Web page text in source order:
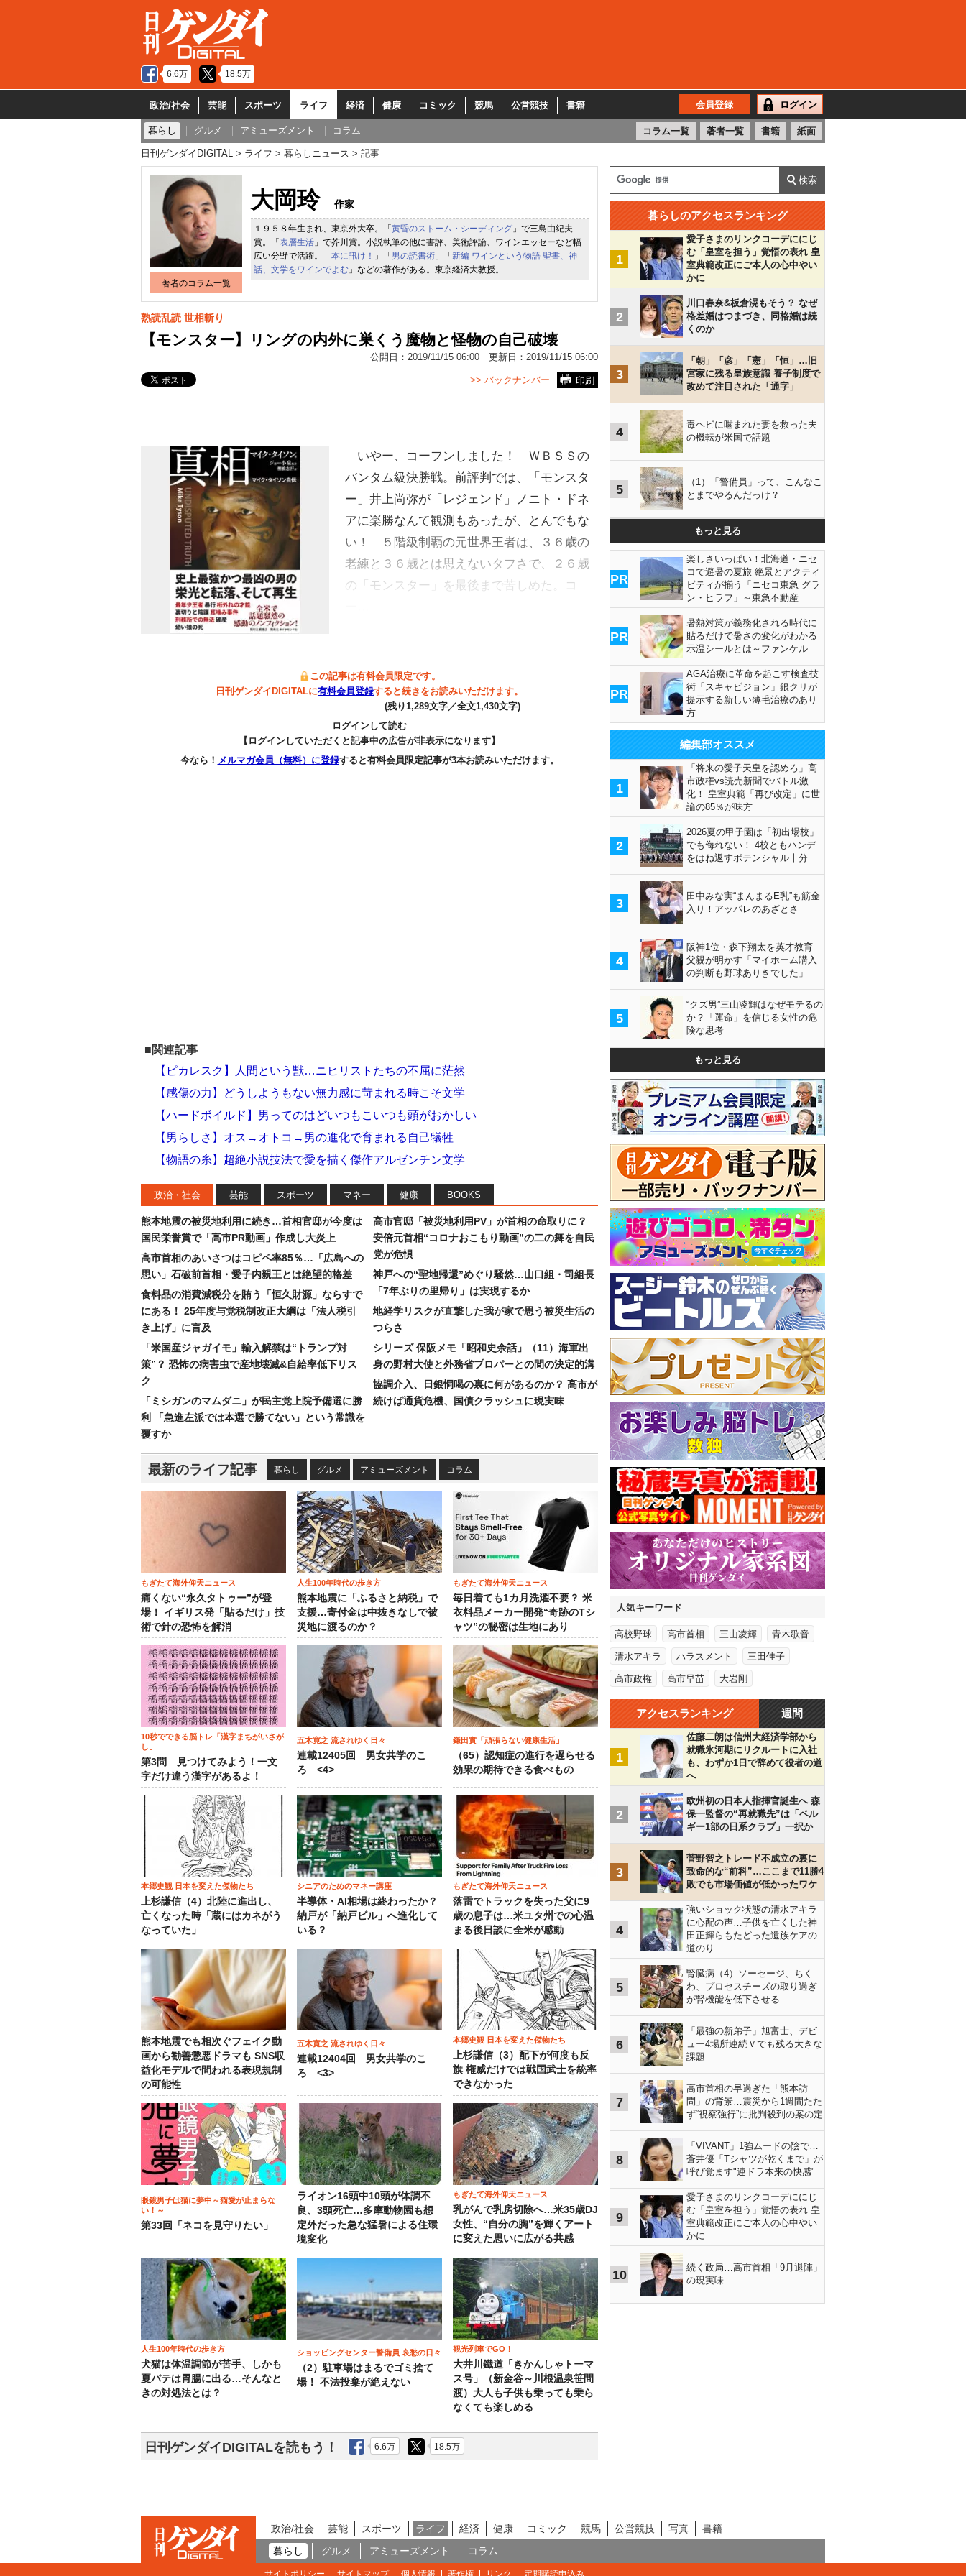
6.6万 18.5万
政治/社会 芸能 スポーツ ライフ 経済 健康 コミック 競馬 公営競技 書籍 会員登録 ログイン
暮らし グルメ アミューズメント コラム コラム一覧 著者一覧 書籍 紙面
日刊ゲンダイDIGITAL ライフ 暮らしニュース 記事
著者のコラム一覧
大岡玲 作家
１９５８年生まれ、東京外大卒。「 黄昏のストーム・シーディング 」で三島由紀夫
賞。「 表層生活 」で芥川賞。小説執筆の他に書評、美術評論、ワインエッセーなど幅
広い分野で活躍。「 本に訊け！ 」「 男の読書術 」「 新編 ワインという物語 聖書、神
話、文学をワインでよむ 」などの著作がある。東京経済大教授。
熟読乱読 世相斬り
【モンスター】リングの内外に巣くう魔物と怪物の自己破壊
公開日： 2019/11/15 06:00 更新日： 2019/11/15 06:00
印刷
>> バックナンバー
いやー、コーフンしました！ ＷＢＳＳの
バンタム級決勝戦。前評判では、「モンスタ
ー」井上尚弥が「レジェンド」ノニト・ドネ
アに楽勝なんて観測もあったが、とんでもな
い！ ５階級制覇の元世界王者は、３６歳の
老練と３６歳とは思えないタフさで、２６歳
の「モンスター」を最後まで苦しめた。コ
この記事は有料会員限定です。
日刊ゲンダイDIGITALに有料会員登録すると続きをお読みいただけます。
(残り1,289文字／全文1,430文字)
ログインして読む
【ログインしていただくと記事中の広告が非表示になります】
今なら！ メルマガ会員（無料）に登録すると有料会員限定記事が3本お読みいただけます。
■関連記事
【ピカレスク】人間という獣…ニヒリストたちの不屈に茫然
【感傷の力】どうしようもない無力感に苛まれる時こそ文学
【ハードボイルド】男ってのはどいつもこいつも頭がおかしい
【男らしさ】オス→オトコ→男の進化で育まれる自己犠牲
【物語の糸】超絶小説技法で愛を描く傑作アルゼンチン文学
政治・社会 芸能 スポーツ マネー 健康 BOOKS
熊本地震の被災地利用に続き…首相官邸が今度は
国民栄誉賞で「高市PR動画」作成し大炎上
高市首相のあいさつはコピペ率85％…「広島への
思い」石破前首相・愛子内親王とは絶望的格差
食料品の消費減税分を賄う「恒久財源」ならすで
にある！ 25年度与党税制改正大綱は「法人税引
き上げ」に言及
「米国産ジャガイモ」輸入解禁は“トランプ対
策”？ 恐怖の病害虫で産地壊滅&自給率低下リス
ク
「ミシガンのマムダニ」が民主党上院予備選に勝
利 「急進左派では本選で勝てない」という常識を
覆すか
高市官邸「被災地利用PV」が首相の命取りに？
安倍元首相“コロナおこもり動画”の二の舞を自民
党が危惧
神戸への“聖地帰還”めぐり騒然…山口組・司組長
「7年ぶりの里帰り」は実現するか
地経学リスクが直撃した我が家で思う被災生活の
つらさ
シリーズ 保阪メモ「昭和史余話」（11）海軍出
身の野村大使と外務省プロパーとの間の決定的溝
協調介入、日銀恫喝の裏に何があるのか？ 高市が
続けば通貨危機、国債クラッシュに現実味
最新のライフ記事 暮らし グルメ アミューズメント コラム
もぎたて海外仰天ニュース
痛くない“永久タトゥー”が登
場！ イギリス発「貼るだけ」技
術で針の恐怖を解消
人生100年時代の歩き方
熊本地震に「ふるさと納税」で
支援…寄付金は中抜きなしで被
災地に渡るのか？
もぎたて海外仰天ニュース
毎日着ても1カ月洗濯不要？ 米
衣料品メーカー開発“奇跡のTシ
ャツ”の秘密は生地にあり
10秒でできる脳トレ「漢字まちがいさが
し」
第3問 見つけてみよう！一文
字だけ違う漢字があるよ！
五木寛之 流されゆく日々
連載12405回 男女共学のこ
ろ <4>
鎌田實「頑張らない健康生活」
（65）認知症の進行を遅らせる
効果の期待できる食べもの
本郷史観 日本を変えた傑物たち
上杉謙信（4）北陸に進出し、
亡くなった時「蔵にはカネがう
なっていた」
シニアのためのマネー講座
半導体・AI相場は終わったか？
納戸が「納戸ビル」へ進化して
いる？
もぎたて海外仰天ニュース
落雷でトラックを失った父に9
歳の息子は…米ユタ州での心温
まる後日談に全米が感動
熊本地震でも相次ぐフェイク動
画から勧善懲悪ドラマも SNS収
益化モデルで問われる表現規制
の可能性
五木寛之 流されゆく日々
連載12404回 男女共学のこ
ろ <3>
本郷史観 日本を変えた傑物たち
上杉謙信（3）配下が何度も反
旗 権威だけでは戦国武士を統率
できなかった
眼鏡男子は猫に夢中～猫愛が止まらな
い！～
第33回「ネコを見守りたい」
ライオン16頭中10頭が体調不
良、3頭死亡…多摩動物園も想
定外だった急な猛暑による住環
境変化
もぎたて海外仰天ニュース
乳がんで乳房切除へ…米35歳DJ
女性、“自分の胸”を輝くアート
に変えた思いに広がる共感
人生100年時代の歩き方
犬猫は体温調節が苦手、しかも
夏バテは胃腸に出る…そんなと
きの対処法とは？
ショッピングセンター警備員 哀愁の日々
（2）駐車場はまるでゴミ捨て
場！ 不法投棄が絶えない
観光列車でGO！
大井川鐵道「きかんしゃトーマ
ス号」（新金谷～川根温泉笹間
渡）大人も子供も乗っても乗ら
なくても楽しめる
日刊ゲンダイDIGITALを読もう！ 6.6万 18.5万
暮らしのアクセスランキング
1
愛子さまのリンクコーデににじ
む「皇室を担う」覚悟の表れ 皇
室典範改正にご本人の心中やい
かに
2
川口春奈&板倉滉もそう？ なぜ
格差婚はつまづき、同格婚は続
くのか
3
「朝」「彦」「憲」「恒」…旧
宮家に残る皇族意識 養子制度で
改めて注目された「通字」
4
毒ヘビに噛まれた妻を救った夫
の機転が米国で話題
5
（1）「警備員」って、こんなこ
とまでやるんだっけ？
もっと見る
PR
楽しさいっぱい！北海道・ニセ
コで避暑の夏旅 絶景とアクティ
ビティが揃う「ニセコ東急 グラ
ン・ヒラフ」～東急不動産
PR
暑熱対策が義務化される時代に
貼るだけで暑さの変化がわかる
示温シールとは～ファンケル
PR
AGA治療に革命を起こす検査技
術「スキャビジョン」銀クリが
提示する新しい薄毛治療のあり
方
編集部オススメ
1
「将来の愛子天皇を認めろ」高
市政権vs読売新聞でバトル激
化！ 皇室典範「再び改定」に世
論の85％が味方
2
2026夏の甲子園は「初出場校」
でも侮れない！ 4校ともハンデ
をはね返すポテンシャル十分
3
田中みな実“まんまるE乳”も筋金
入り！アッパレのあざとさ
4
阪神1位・森下翔太を英才教育
父親が明かす「マイホーム購入
の判断も野球ありきでした」
5
“クズ男”三山凌輝はなぜモテるの
か？「運命」を信じる女性の危
険な思考
もっと見る
人気キーワード
高校野球 高市首相 三山凌輝 青木歌音
清水アキラ ハラスメント 三田佳子
高市政権 高市早苗 大岩剛
アクセスランキング 週間
1
佐藤二朗は信州大経済学部から
就職氷河期にリクルートに入社
も、わずか1日で辞めて役者の道
へ
2
欧州初の日本人指揮官誕生へ 森
保一監督の“再就職先”は「ベル
ギー1部の日系クラブ」一択か
3
菅野智之トレード不成立の裏に
致命的な“前科”…ここまで11勝4
敗でも市場価値が低かったワケ
4
強いショック状態の清水アキラ
に心配の声…子供を亡くした神
田正輝らもたどった遺族ケアの
道のり
5
腎臓病（4）ソーセージ、ちく
わ、プロセスチーズの取り過ぎ
が腎機能を低下させる
6
「最強の新弟子」旭富士、デビ
ュー4場所連続Ｖでも残る大きな
課題
7
高市首相の早過ぎた「熊本訪
問」の背景…震災から1週間たた
ず“視察強行”に批判殺到の案の定
8
「VIVANT」1強ムードの陰で…
蒼井優「Tシャツが乾くまで」が
呼び覚ます"連ドラ本来の快感"
9
愛子さまのリンクコーデににじ
む「皇室を担う」覚悟の表れ 皇
室典範改正にご本人の心中やい
かに
10
続く政局…高市首相「9月退陣」
の現実味
政治/社会 芸能 スポーツ ライフ 経済 健康 コミック 競馬 公営競技 写真
書籍
暮らし
グルメ アミューズメント コラム
サイトポリシー サイトマップ 個人情報 著作権 リンク 定期購読申込み